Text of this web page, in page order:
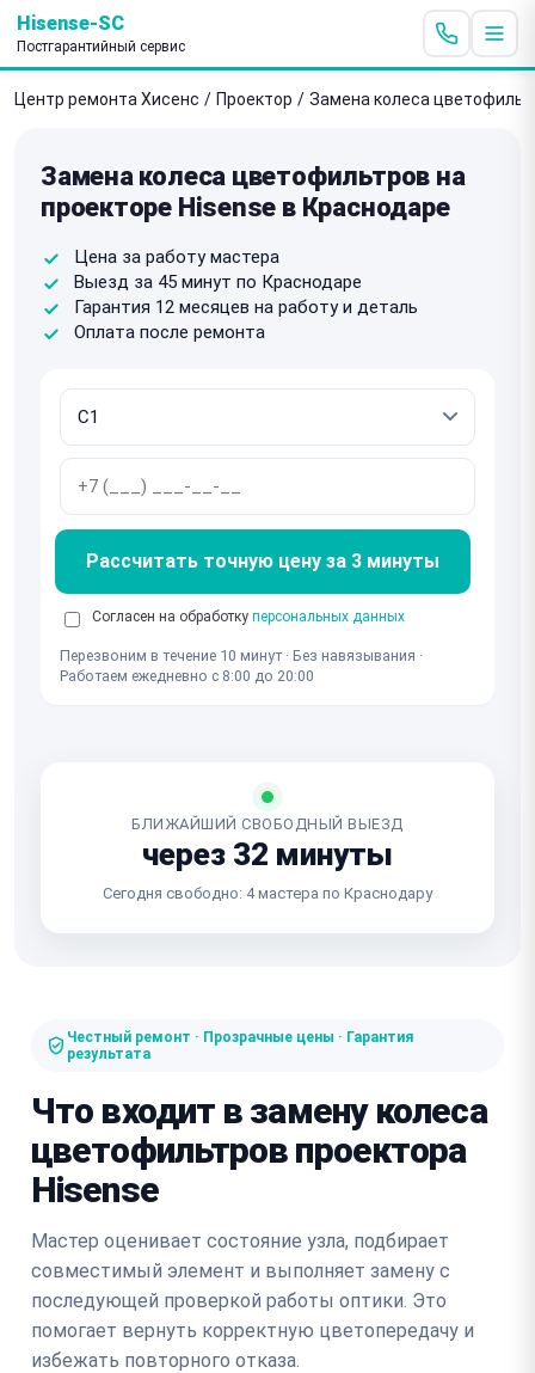
Hisense-SC
Постгарантийный сервис
Центр ремонта Хисенс / Проектор / Замена колеса
Замена колеса цветофильтров на
проекторе Hisense в Краснодаре
Цена за работу мастера
Выезд за 45 минут по Краснодаре
Гарантия 12 месяцев на работу и деталь
Оплата после ремонта
Рассчитать точную цену за 3 минуты
Согласен на обработку персональных данных
Перезвоним в течение 10 минут · Без навязывания ·
Работаем ежедневно с 8:00 до 20:00
БЛИЖАЙШИЙ СВОБОДНЫЙ ВЫЕЗД
через 32 минуты
Сегодня свободно: 4 мастера по Краснодару
Честный ремонт · Прозрачные цены · Гарантия
результата
Что входит в замену колеса
цветофильтров проектора
Hisense
Мастер оценивает состояние узла, подбирает
совместимый элемент и выполняет замену с
последующей проверкой работы оптики. Это
помогает вернуть корректную цветопередачу и
избежать повторного отказа.